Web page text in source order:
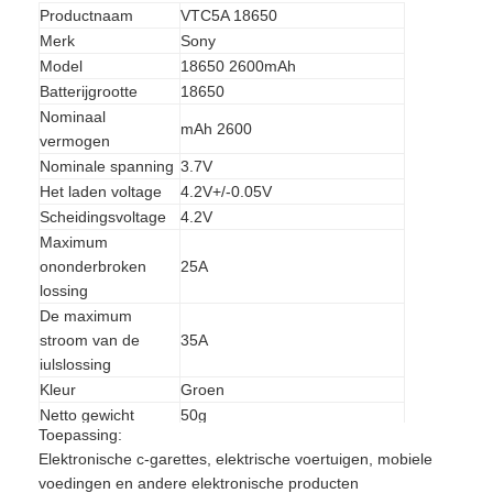
Productnaam
VTC5A 18650
Merk
Sony
Model
18650 2600mAh
Batterijgrootte
18650
Nominaal
vermogen
mAh 2600
Nominale spanning 3.7V
Het laden voltage
4.2V+/-0.05V
Scheidingsvoltage
4.2V
Maximum
ononderbroken
lossing
25A
De maximum
stroom van de
iulslossing
35A
Kleur
Groen
Netto gewicht
50g
Toepassing:
Elektronische c-garettes, elektrische voertuigen, mobiele
voedingen en andere elektronische producten